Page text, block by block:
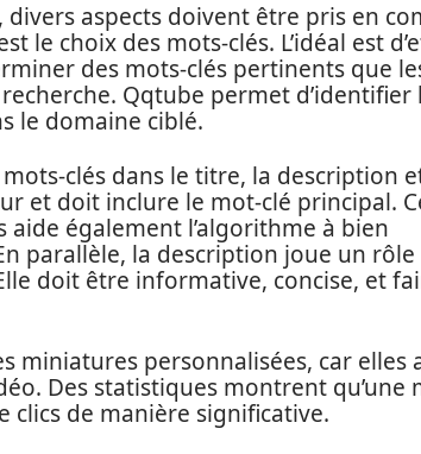
aspects doivent être pris en
le choix des mots-clés. L’idéal est
des mots-clés pertinents que
Qqtube permet d’identifier
le domaine ciblé.
clés dans le titre, la description
et doit inclure le mot-clé principal.
également l’algorithme à bien
parallèle, la description joue un
doit être informative, concise, et
miniatures personnalisées, car elles
Des statistiques montrent qu’une
de manière significative.